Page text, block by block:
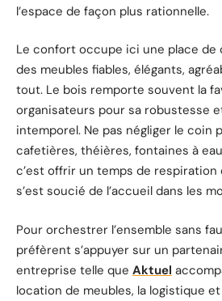
l’espace de façon plus rationnelle.
Le confort occupe ici une place de
des meubles fiables, élégants,
tout. Le bois remporte souvent la
organisateurs pour sa robustesse
intemporel. Ne pas négliger le coin
cafetières, théières, fontaines à
c’est offrir un temps de respiration
s’est soucié de l’accueil dans les
Pour orchestrer l’ensemble sans
préfèrent s’appuyer sur un
entreprise telle que Aktuel
location de meubles, la logistique